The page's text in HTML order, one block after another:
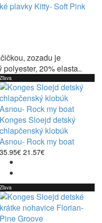
plavky Kitty- Soft Pink
zozadu je
20% elasta..
Zľava
Konges Sloejd detský
chlapčenský klobúk
Asnou- Rock my boat
35.95€ 21.57€
Zľava